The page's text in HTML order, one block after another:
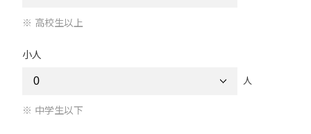
高校生以上
小人
人
中学生以下